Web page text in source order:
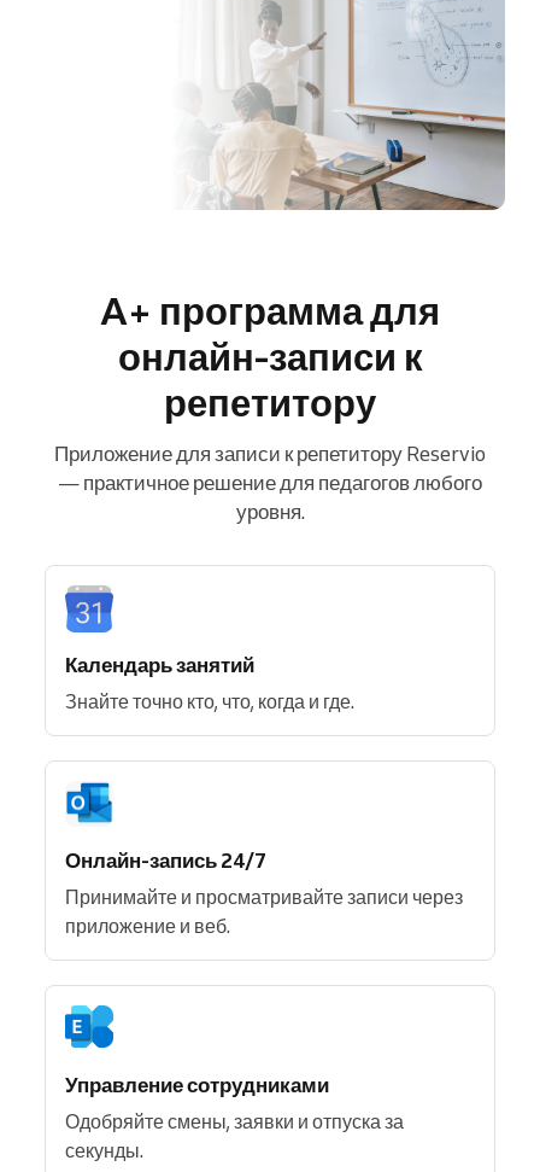
A+ программа для
онлайн-записи к
репетитору
Приложение для записи к репетитору Reservio
— практичное решение для педагогов любого
уровня.
Календарь занятий
Знайте точно кто, что, когда и где.
Онлайн-запись 24/7
Принимайте и просматривайте записи через
приложение и веб.
Управление сотрудниками
Одобряйте смены, заявки и отпуска за
секунды.